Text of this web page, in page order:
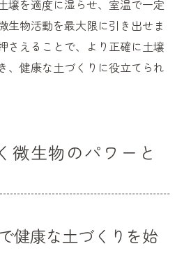
壌を適度に湿らせ、室温で一定
生物活動を最大限に引き出せま
さえることで、より正確に土壌
、健康な土づくりに役立てられ
微生物のパワーと
健康な土づくりを始